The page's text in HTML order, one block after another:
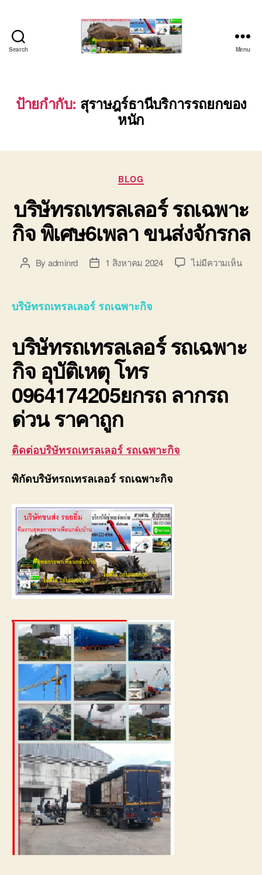
Search
ยก
ของ
หนัก
0818900005,
0800628488
Menu
ป้ายกำกับ: สุราษฎร์ธานีบริการรถยกของ
หนัก
Categories
BLOG
บริษัทรถเทรลเลอร์ รถเฉพาะ
กิจ พิเศษ6เพลา ขนส่งจักรกล
PostBy adminrd
Post1 สิงหาคม 2024 ไม่มีความเห็นบน
เฉพา
บริษัทรถเทรลเลอร์ รถเฉพาะกิจ
บริษัทรถเทรลเลอร์ รถเฉพาะ
กิจ อุบัติเหตุ โทร
0964174205ยกรถ ลากรถ
ด่วน ราคาถูก
ติดต่อบริษัทรถเทรลเลอร์ รถเฉพาะกิจ
พิกัดบริษัทรถเทรลเลอร์ รถเฉพาะกิจ